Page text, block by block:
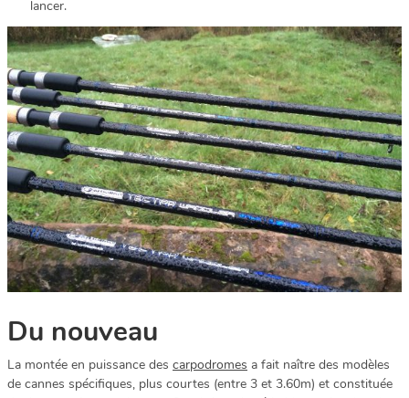
lancer.
Du nouveau
La montée en puissance des carpodromes a fait naître des modèles
de cannes spécifiques, plus courtes (entre 3 et 3.60m) et constituée